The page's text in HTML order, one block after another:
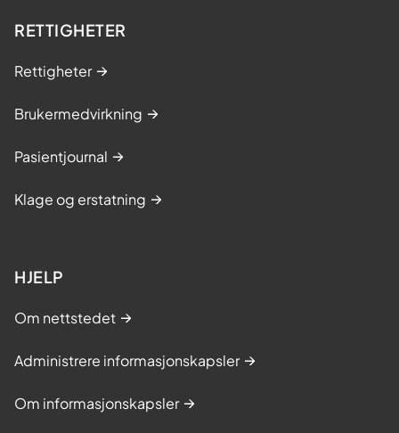
RETTIGHETER
Rettigheter
Brukermedvirkning
Pasientjournal
Klage og erstatning
HJELP
Om nettstedet
Administrere informasjonskapsler
Om informasjonskapsler